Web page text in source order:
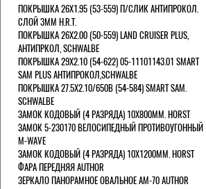
ПОКРЫШКА 26X1.95 (53-559) П/СЛИК АНТИПРОКОЛ.
СЛОЙ 3ММ H.R.T.
ПОКРЫШКА 26X2.00 (50-559) LAND CRUISER PLUS,
АНТИПРКОЛ, SCHWALBE
ПОКРЫШКА 29X2.10 (54-622) 05-11101143.01 SMART
SAM PLUS АНТИПРОКОЛ,SCHWALBE
ПОКРЫШКА 27.5X2.10/650B (54-584) SMART SAM.
SCHWALBE
ЗАМОК КОДОВЫЙ (4 РАЗРЯДА) 10Х800ММ. HORST
ЗАМОК 5-230170 ВЕЛОСИПЕДНЫЙ ПРОТИВОУГОННЫЙ
M-WAVE
ЗАМОК КОДОВЫЙ (4 РАЗРЯДА) 10Х1200ММ. HORST
ФАРА ПЕРЕДНЯЯ AUTHOR
ЗЕРКАЛО ПАНОРАМНОЕ ОВАЛЬНОЕ AM-70 AUTHOR